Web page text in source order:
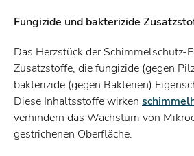
Fungizide und bakterizide
Das Herzstück der Schimmelschutz-
Zusatzstoffe, die fungizide (gegen
bakterizide (gegen Bakterien)
Diese Inhaltsstoffe wirken
verhindern das Wachstum von
gestrichenen Oberfläche.